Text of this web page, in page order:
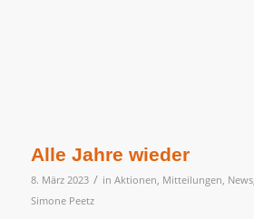
Alle Jahre wieder
8. März 2023 / in Aktionen Mitteilungen News,
Simone Peetz